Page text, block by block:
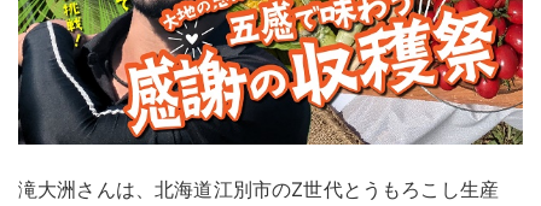
滝大洲さんは、北海道江別市のZ世代とうもろこし生産